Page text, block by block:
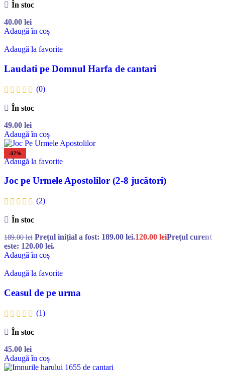
În stoc
40.00 lei
Adaugă în coș
Adaugă la favorite
Laudati pe Domnul Harfa de cantari
(0)
În stoc
49.00 lei
Adaugă în coș
-37%
Adaugă la favorite
Joc pe Urmele Apostolilor (2-8 jucători)
(2)
În stoc
189.00lei Prețul inițial a fost: 189.00 lei.120.00 leiPrețul curent
este: 120.00 lei.
Adaugă în coș
Adaugă la favorite
Ceasul de pe urma
(1)
În stoc
45.00 lei
Adaugă în coș